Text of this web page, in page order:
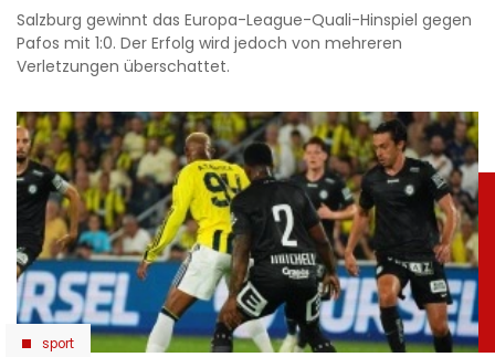
Salzburg gewinnt das Europa-League-Quali-Hinspiel gegen
Pafos mit 1:0. Der Erfolg wird jedoch von mehreren
Verletzungen überschattet.
sport